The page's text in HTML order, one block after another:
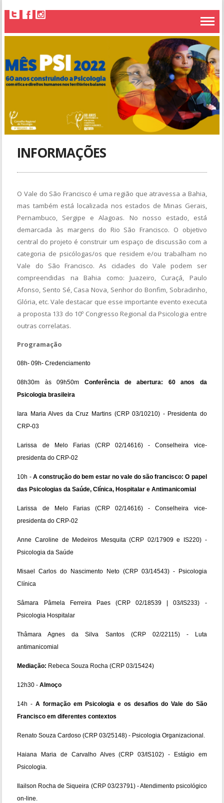
INFORMAÇÕES
O Vale do São Francisco é uma região que atravessa a Bahia,
mas também está localizada nos estados de Minas Gerais,
Pernambuco, Sergipe e Alagoas. No nosso estado, está
demarcada às margens do Rio São Francisco. O objetivo
central do projeto é construir um espaço de discussão com a
categoria de psicólogas/os que residem e/ou trabalham no
Vale do São Francisco. As cidades do Vale podem ser
compreendidas na Bahia como: Juazeiro, Curaçá, Paulo
Afonso, Sento Sé, Casa Nova, Senhor do Bonfim, Sobradinho,
Glória, etc. Vale destacar que esse importante evento executa
a proposta 133 do 10º Congresso Regional da Psicologia entre
outras correlatas.
Programação
08h- 09h- Credenciamento
08h30m às 09h50m Conferência de abertura: 60 anos da
Psicologia brasileira
Iara Maria Alves da Cruz Martins (CRP 03/10210) - Presidenta do
CRP-03
Larissa de Melo Farias (CRP 02/14616) - Conselheira vice-
presidenta do CRP-02
10h - A construção do bem estar no vale do são francisco: O papel
das Psicologias da Saúde, Clínica, Hospitalar e Antimanicomial
Larissa de Melo Farias (CRP 02/14616) - Conselheira vice-
presidenta do CRP-02
Anne Caroline de Medeiros Mesquita (CRP 02/17909 e IS220) -
Psicologia da Saúde
Misael Carlos do Nascimento Neto (CRP 03/14543) - Psicologia
Clínica
Sâmara Pâmela Ferreira Paes (CRP 02/18539 | 03/IS233) -
Psicologia Hospitalar
Thâmara Agnes da Silva Santos (CRP 02/22115) - Luta
antimanicomial
Mediação: Rebeca Souza Rocha (CRP 03/15424)
12h30 -Almoço
14h - A formação em Psicologia e os desafios do Vale do São
Francisco em diferentes contextos
Renato Souza Cardoso (CRP 03/25148) - Psicologia Organizacional.
Haiana Maria de Carvalho Alves (CRP 03/IS102) - Estágio em
Psicologia.
Ilailson Rocha de Siqueira (CRP 03/23791) - Atendimento psicológico
on-line.